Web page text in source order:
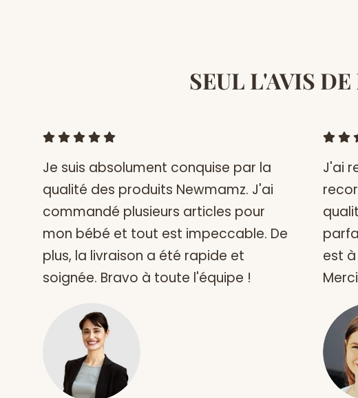
SEUL L'AVIS
Je suis absolument conquise par la
qualité des produits Newmamz. J'ai
commandé plusieurs articles pour
mon bébé et tout est impeccable. De
plus, la livraison a été rapide et
soignée. Bravo à toute l'équipe !
J'ai
est